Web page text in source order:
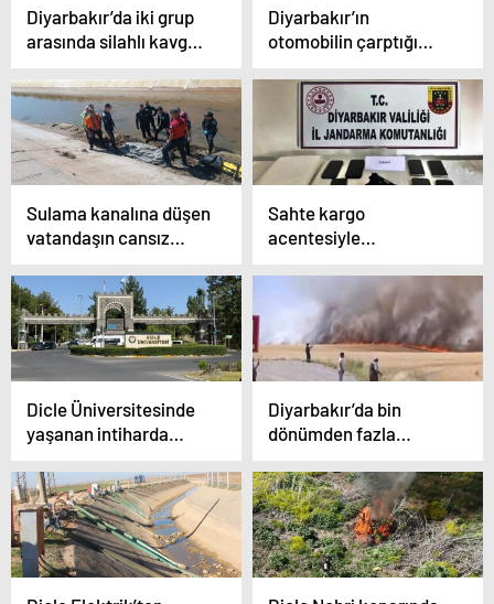
Diyarbakır’da iki grup
arasında silahlı kavga:
Diyarbakır’ın
otomobilin çarptığı
Sulama kanalına düşen
vatandaşın cansız
Sahte kargo
acentesiyle
sevkiyatında tutuklu
sayısı 9’a yükseldi
Dicle Üniversitesinde
yaşanan intiharda
hocasını işaret etti
Diyarbakır’da bin
dönümden fazla
arpa yangında kül oldu